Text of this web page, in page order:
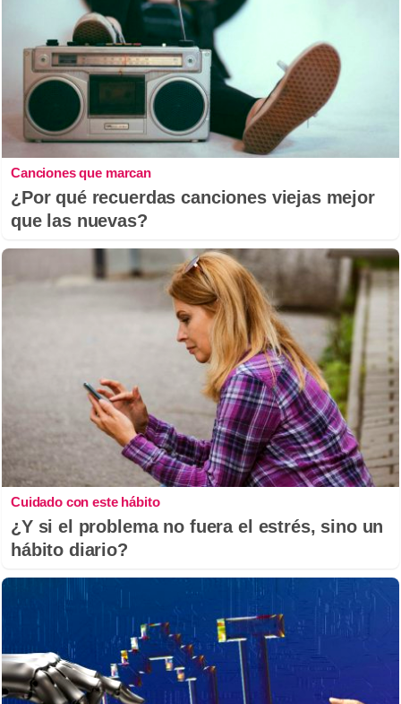
Canciones que marcan
¿Por qué recuerdas canciones viejas mejor
que las nuevas?
Cuidado con este hábito
¿Y si el problema no fuera el estrés, sino un
hábito diario?